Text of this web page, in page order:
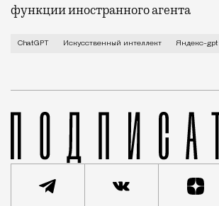
функции иностранного агента
ChatGPT Искусственный интеллект Яндекс-gpt